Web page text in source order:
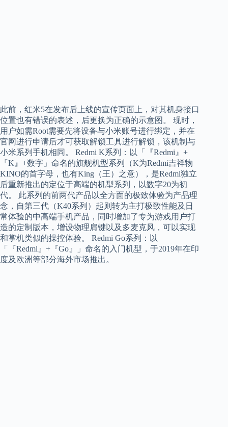
此前，红米5在发布后上线的宣传页面上，对其机身接口
位置也有错误的表述，后更换为正确的示意图。 现时，
用户如需Root需要先将设备与小米账号进行绑定，并在
官网进行申请后才可获取解锁工具进行解锁，该机制与
小米系列手机相同。 Redmi K系列：以「『Redmi』+
『K』+数字」命名的旗舰机型系列（K为Redmi吉祥物
KINO的首字母，也有King（王）之意），是Redmi独立
后重新推出的定位于高端的机型系列，以数字20为初
代。 此系列的前两代产品以全方面的极致体验为产品理
念，自第三代（K40系列）起则转为主打极致性能及日
常体验的中高端手机产品，同时增加了专为游戏用户打
造的定制版本，增设物理肩键以及多麦克风，可以实现
和掌机类似的操控体验。 Redmi Go系列：以
「『Redmi』+『Go』」命名的入门机型，于2019年在印
度及欧洲等部分海外市场推出。